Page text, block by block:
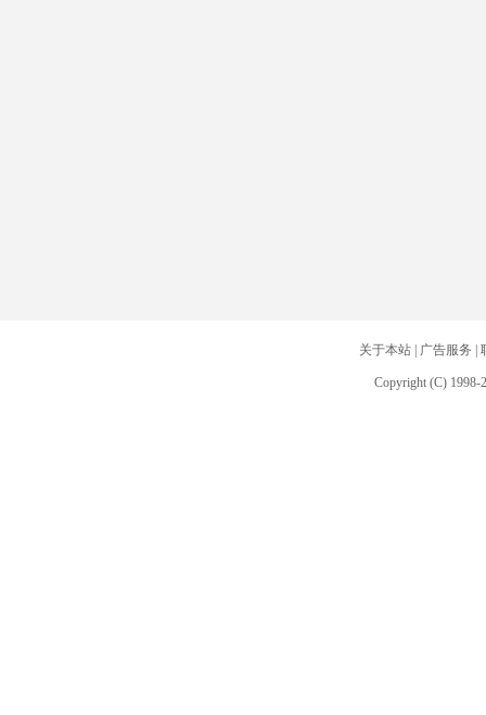
关于本站| 广告服务
Copyright (C) 1998-